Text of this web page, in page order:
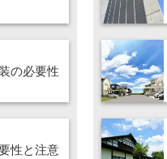
の必要性
性と注意